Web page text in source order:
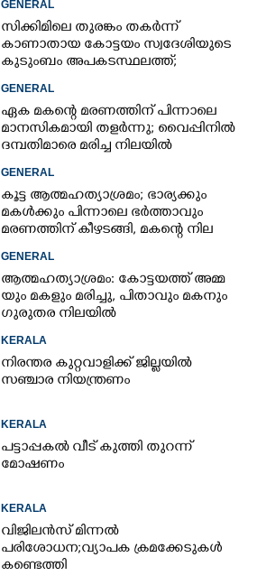
GENERAL
സിക്കിമിലെ തുരങ്കം തകർന്ന്
കാണാതായ കോട്ടയം സ്വദേശിയുടെ
കുടുംബം അപകടസ്ഥലത്ത്;
വിവരം
GENERAL
ഏക മകന്റെ മരണത്തിന് പിന്നാലെ
മാനസികമായി തളർന്നു; വൈപ്പിനിൽ
ദമ്പതിമാരെ മരിച്ച നിലയിൽ
GENERAL
കൂട്ട ആത്മഹത്യാശ്രമം; ഭാര്യക്കും
മകൾക്കും പിന്നാലെ ഭർത്താവും
മരണത്തിന് കീഴടങ്ങി, മകന്റെ നില
GENERAL
ആ​ത്മ​ഹ​ത്യാ​ശ്ര​മം​:​ കോട്ടയത്ത് അ​മ്മ​
യും​ ​മ​ക​ളും​ ​മ​രി​ച്ചു, പിതാവും മകനും
ഗുരുതര നിലയിൽ
KERALA
നിരന്തര കുറ്റവാളിക്ക് ജില്ലയിൽ
സഞ്ചാര നിയന്ത്രണം
KERALA
പട്ടാപ്പകൽ വീട് കുത്തി തുറന്ന്
മോഷണം
KERALA
വിജിലൻസ് മിന്നൽ
പരിശോധന; വ്യാപക ക്രമക്കേടുകൾ
കണ്ടെത്തി